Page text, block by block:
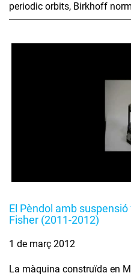
periodic orbits, Birkhoff
El Pèndol amb
Fisher (2011-2012)
1 de març 2012
La màquina construïda en